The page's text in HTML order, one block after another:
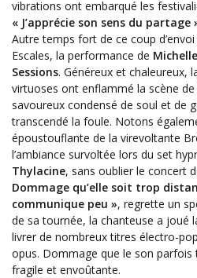
vibrations ont embarqué les
« J’apprécie son sens du partage
Autre temps fort de ce coup
Escales, la performance de
Sessions. Généreux et chaleureux,
virtuoses ont enflammé la scène de
savoureux condensé de soul et de
transcendé la foule. Notons
époustouflante de la virevoltante
l’ambiance survoltée lors du set
Thylacine, sans oublier le concert
Dommage qu’elle soit trop
communique peu », regrette un
de sa tournée, la chanteuse a joué
livrer de nombreux titres électro-
opus. Dommage que le son
fragile et envoûtante.